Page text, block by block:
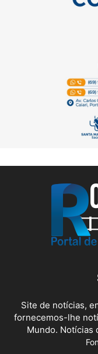
Site de notícias,
fornecemos-lhe
Mundo. Notícias